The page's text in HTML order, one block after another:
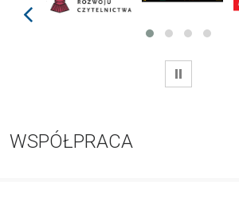
prev
WSTRZYMAJ
WSPÓŁPRACA